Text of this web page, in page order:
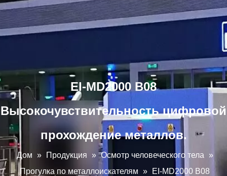
EI-MD2000 B08
Высокочувствительность цифровой
прохождение металлов.
Дом » Продукция » Осмотр человеческого тела
»
Прогулка по металлоискателям »
EI-MD2000 B08